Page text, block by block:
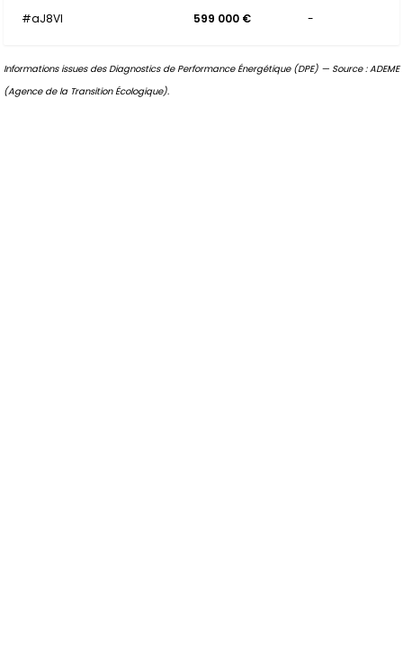
#aJ8VI
599 000 € -
Informations issues des Diagnostics de Performance Énergétique (DPE) — Source : ADEME
(Agence de la Transition Écologique).